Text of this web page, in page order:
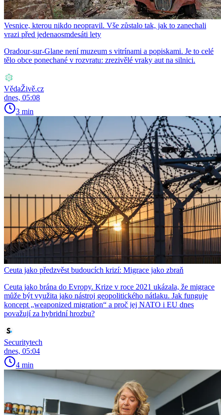
Vesnice, kterou nikdo neopravil. Vše zůstalo tak, jak to zanechali
vrazi před jedenaosmdesáti lety
Oradour-sur-Glane není muzeum s vitrínami a popiskami. Je to celé
tělo obce ponechané v rozvratu: zrezivělé vraky aut na silnici.
VědaŽivě.cz
dnes, 05:08
3 min
Ceuta jako předzvěst budoucích krizí: Migrace jako zbraň
Ceuta jako brána do Evropy. Krize v roce 2021 ukázala, že migrace
může být využita jako nástroj geopolitického nátlaku. Jak funguje
koncept „weaponized migration“ a proč jej NATO i EU dnes
považují za hybridní hrozbu?
Securitytech
dnes, 05:04
4 min